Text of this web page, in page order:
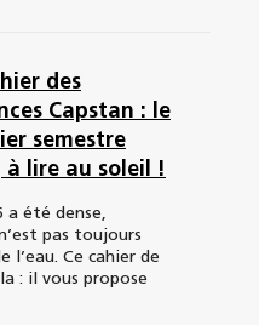
des
Capstan : le
semestre
à lire au soleil !
a été dense,
pas toujours
l’eau. Ce cahier de
: il vous propose